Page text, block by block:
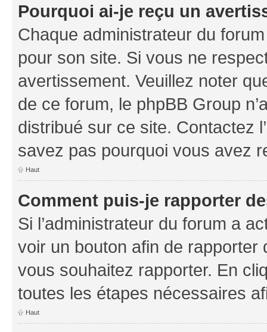
Pourquoi ai-je reçu un
Chaque administrateur du
pour son site. Si vous ne
avertissement. Veuillez noter
de ce forum, le phpBB Group
distribué sur ce site. Contactez
savez pas pourquoi vous avez
Haut
Comment puis-je rapporter
Si l’administrateur du forum a
voir un bouton afin de
vous souhaitez rapporter. En
toutes les étapes nécessaires
Haut